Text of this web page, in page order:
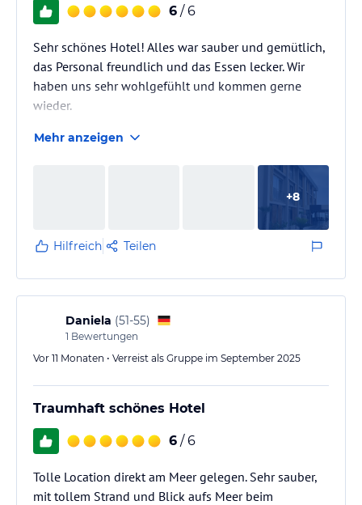
6 / 6
Sehr schönes Hotel! Alles war sauber und gemütlich,
das Personal freundlich und das Essen lecker. Wir
haben uns sehr wohlgefühlt und kommen gerne
wieder.
Mehr anzeigen
+8
Hilfreich Teilen
Daniela (51-55)
1 Bewertungen
Vor 11 Monaten • Verreist als Gruppe im September 2025
Traumhaft schönes Hotel
6 / 6
Tolle Location direkt am Meer gelegen. Sehr sauber,
mit tollem Strand und Blick aufs Meer beim